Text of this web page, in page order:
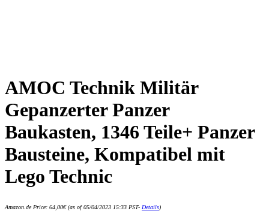
AMOC Technik Militär
Gepanzerter Panzer
Baukasten, 1346 Teile+ Panzer
Bausteine, Kompatibel mit
Lego Technic
Amazon.de Price: 64,00€(as of 05/04/2023 15:33 PST- Details)